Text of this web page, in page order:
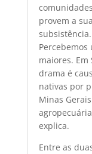
provem a
maiores.
drama é
nativas por
Minas
explica.
Entre as